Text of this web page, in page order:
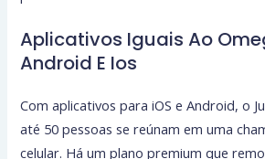
Aplicativos Iguais Ao
Android E Ios
Com aplicativos para iOS e Android, o
até 50 pessoas se reúnam em uma
celular. Há um plano premium que